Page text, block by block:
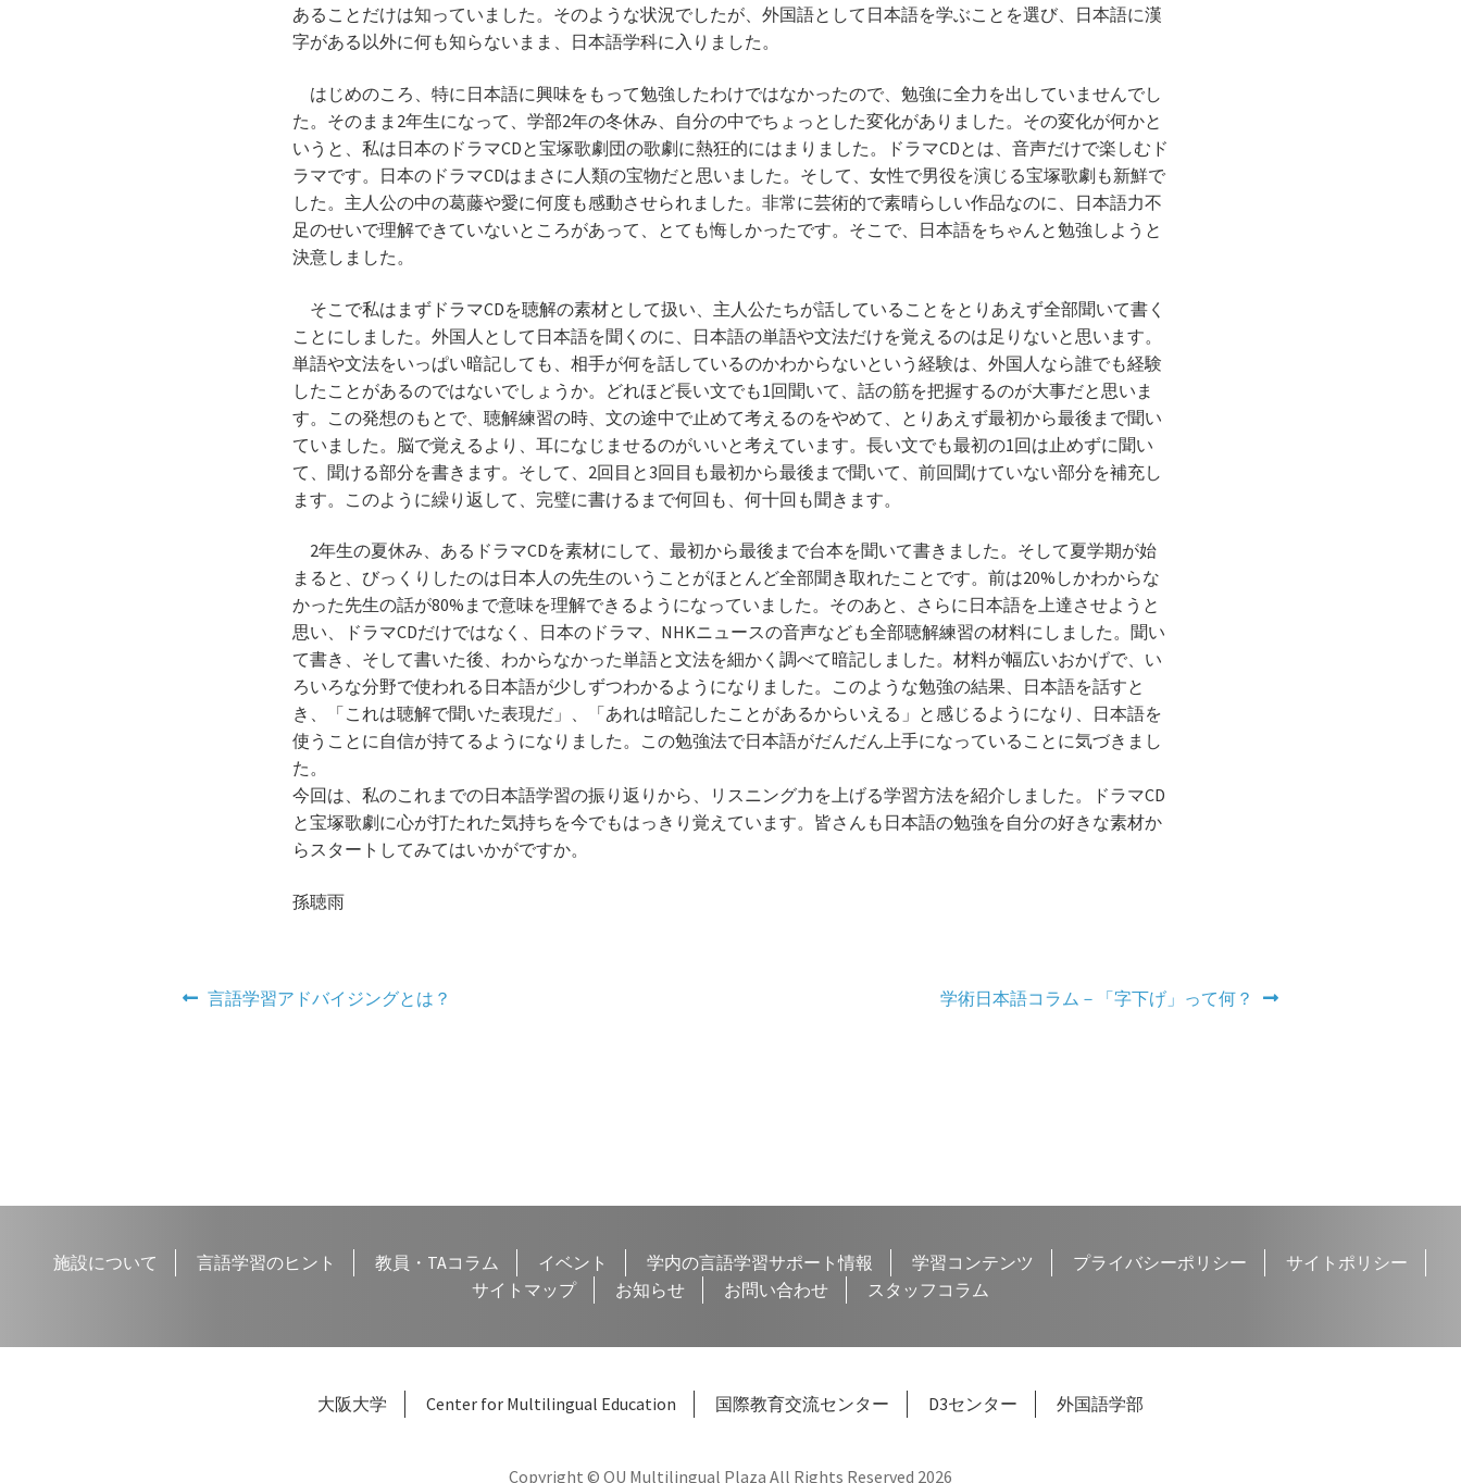
あることだけは知っていました。そのような状況でしたが、外国語として日本語を学ぶことを選び、日本語に漢
字がある以外に何も知らないまま、日本語学科に入りました。
はじめのころ、特に日本語に興味をもって勉強したわけではなかったので、勉強に全力を出していませんでし
た。そのまま2年生になって、学部2年の冬休み、自分の中でちょっとした変化がありました。その変化が何かと
いうと、私は日本のドラマCDと宝塚歌劇団の歌劇に熱狂的にはまりました。ドラマCDとは、音声だけで楽しむド
ラマです。日本のドラマCDはまさに人類の宝物だと思いました。そして、女性で男役を演じる宝塚歌劇も新鮮で
した。主人公の中の葛藤や愛に何度も感動させられました。非常に芸術的で素晴らしい作品なのに、日本語力不
足のせいで理解できていないところがあって、とても悔しかったです。そこで、日本語をちゃんと勉強しようと
決意しました。
そこで私はまずドラマCDを聴解の素材として扱い、主人公たちが話していることをとりあえず全部聞いて書く
ことにしました。外国人として日本語を聞くのに、日本語の単語や文法だけを覚えるのは足りないと思います。
単語や文法をいっぱい暗記しても、相手が何を話しているのかわからないという経験は、外国人なら誰でも経験
したことがあるのではないでしょうか。どれほど長い文でも1回聞いて、話の筋を把握するのが大事だと思いま
す。この発想のもとで、聴解練習の時、文の途中で止めて考えるのをやめて、とりあえず最初から最後まで聞い
ていました。脳で覚えるより、耳になじませるのがいいと考えています。長い文でも最初の1回は止めずに聞い
て、聞ける部分を書きます。そして、2回目と3回目も最初から最後まで聞いて、前回聞けていない部分を補充し
ます。このように繰り返して、完璧に書けるまで何回も、何十回も聞きます。
2年生の夏休み、あるドラマCDを素材にして、最初から最後まで台本を聞いて書きました。そして夏学期が始
まると、びっくりしたのは日本人の先生のいうことがほとんど全部聞き取れたことです。前は20%しかわからな
かった先生の話が80%まで意味を理解できるようになっていました。そのあと、さらに日本語を上達させようと
思い、ドラマCDだけではなく、日本のドラマ、NHKニュースの音声なども全部聴解練習の材料にしました。聞い
て書き、そして書いた後、わからなかった単語と文法を細かく調べて暗記しました。材料が幅広いおかげで、い
ろいろな分野で使われる日本語が少しずつわかるようになりました。このような勉強の結果、日本語を話すと
き、「これは聴解で聞いた表現だ」、「あれは暗記したことがあるからいえる」と感じるようになり、日本語を
使うことに自信が持てるようになりました。この勉強法で日本語がだんだん上手になっていることに気づきまし
た。
今回は、私のこれまでの日本語学習の振り返りから、リスニング力を上げる学習方法を紹介しました。ドラマCD
と宝塚歌劇に心が打たれた気持ちを今でもはっきり覚えています。皆さんも日本語の勉強を自分の好きな素材か
らスタートしてみてはいかがですか。
孫聴雨
投
ー
シ
ン
前
言語学習アドバイジングとは？
次
学術日本語コラム－「字下げ」って何？
施設について 言語学習のヒント 教員・TAコラム イベント 学内の言語学習サポート情報 学習コンテンツ プライバシーポリシー
サイトポリシー
サイトマップ
お知らせ お問い合わせ スタッフコラム
大阪大学 Center for Multilingual Education 国際教育交流センター D3センター 外国語学部
Copyright © OU Multilingual Plaza All Rights Reserved 2026